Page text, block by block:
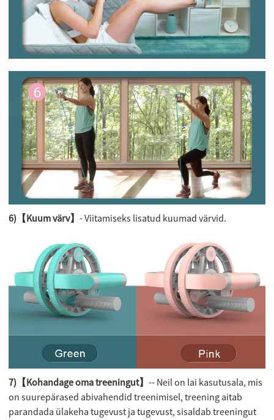
6)【Kuum värv】- Viitamiseks lisatud kuumad värvid.
7)【Kohandage oma treeningut】-- Neil on lai kasutusala, mis
on suurepärased abivahendid treenimisel, treening aitab
parandada ülakeha tugevust ja tugevust, sisaldab treeningut